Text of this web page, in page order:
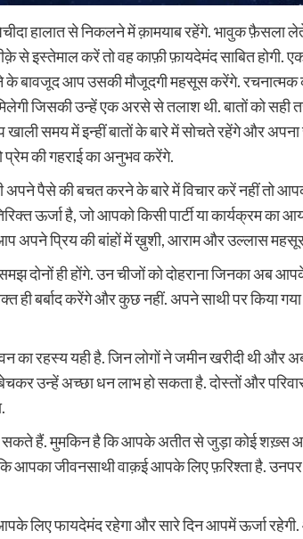
हालात से निकलने में क़ामयाब रहेंगे. भावुक फ़ैसला
से इस्तेमाल करें तो वह काफ़ी फ़ायदेमंद साबित होगी. एक
के बावजूद आप उसकी मौजूदगी महसूस करेंगे. रचनात्मक
जिसकी उन्हें एक अरसे से तलाश थी. बातों को सही
समय में इन्हीं बातों के बारे में सोचते रहेंगे और अपना
की गहराई का अनुभव करेंगे.
पैसे की बचत करने के बारे में विचार करें नहीं तो
ऊर्जा है, जो आपको किसी पार्टी या कार्यक्रम का
अपने प्रिय की बांहों में ख़ुशी, आराम और उल्लास
दोनों ही होंगे. उन चीजों को दोहराना जिनका अब
ही बर्बाद करेंगे और कुछ नहीं. अपने साथी पर किया
रहस्य यही है. जिन लोगों ने जमीन खरीदी थी और
उन्हें अच्छा धन लाभ हो सकता है. दोस्तों और
सकते हैं. मुमकिन है कि आपके अतीत से जुड़ा कोई
आपका जीवनसाथी वाक़ई आपके लिए फ़रिश्ता है.
लिए फायदेमंद रहेगा और सारे दिन आपमें ऊर्जा रहेगी.